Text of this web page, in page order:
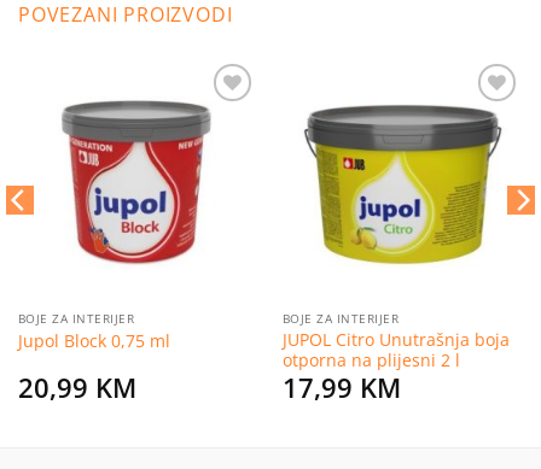
POVEZANI PROIZVODI
Dodaj
BOJE ZA INTERIJER
Jupol Block 0,75 ml
20,99 KM
Dodaj
na
listu
želja
BOJE ZA INTERIJER
JUPOL Citro Unutrašnja boja
otporna na plijesni 2 l
17,99 KM